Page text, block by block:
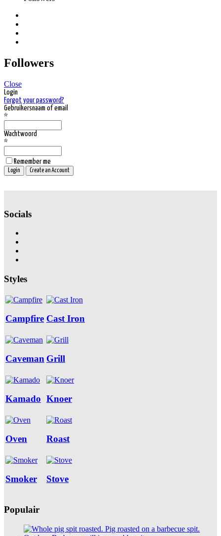
Followers
Close
Login
Forgot your password?
Gebruikersnaam of email
*
Wachtwoord
*
Remember me
Socials
Styles
Campfire Cast Iron
Caveman Grill
Kamado Knoer
Oven Roast
Smoker Stove
Populair